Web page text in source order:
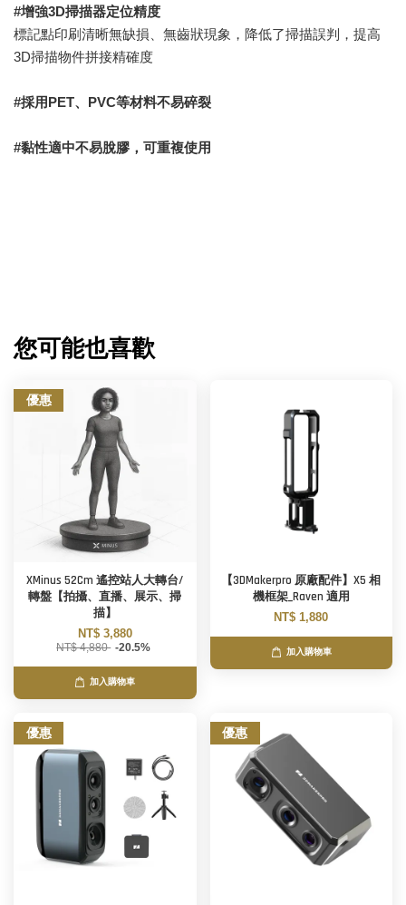
#增強3D掃描器定位精度
標記點印刷清晰無缺損、無齒狀現象，降低了掃描誤判，提高
3D掃描物件拼接精確度
#採用PET、PVC等材料不易碎裂
#黏性適中不易脫膠，可重複使用
您可能也喜歡
優惠
XMinus 52Cm 遙控站人大轉台/
轉盤【拍攝、直播、展示、掃
描】
NT$ 3,880
NT$ 4,880 -20.5%
加入購物車
【3DMakerpro 原廠配件】X5 相
機框架_Raven 適用
NT$ 1,880
加入購物車
優惠 優惠